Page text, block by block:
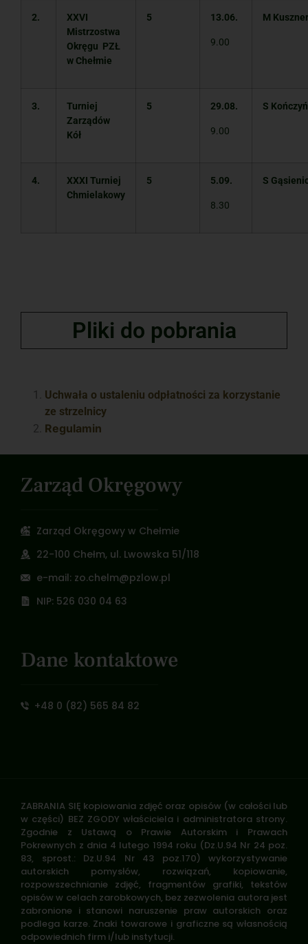
2.
XXVI
Mistrzostwa
Okręgu PZŁ
w Chełmie
5 13.06.
9.00
M
3.
Turniej
Zarządów
Kół
5 29.08.
9.00
S
4. XXXI Turniej
Chmielakowy
5 5.09.
8.30
S
Pliki do pobrania
Uchwała o ustaleniu odpłatności za korzystanie
ze strzelnicy
Regulamin
Zarząd Okręgowy
Zarząd Okręgowy w Chełmie
22-100 Chełm, ul. Lwowska 51/118
e-mail: zo.chelm@pzlow.pl
NIP: 526 030 04 63
Dane kontaktowe
+48 0 (82) 565 84 82
ZABRANIA SIĘ kopiowania zdjęć oraz opisów (w całości lub
w części) BEZ ZGODY właściciela i administratora strony.
Zgodnie z Ustawą o Prawie Autorskim i Prawach
Pokrewnych z dnia 4 lutego 1994 roku (Dz.U.94 Nr 24 poz.
83, sprost.: Dz.U.94 Nr 43 poz.170) wykorzystywanie
autorskich pomysłów, rozwiązań, kopiowanie,
rozpowszechnianie zdjęć, fragmentów grafiki, tekstów
opisów w celach zarobkowych, bez zezwolenia autora jest
zabronione i stanowi naruszenie praw autorskich oraz
podlega karze. Znaki towarowe i graficzne są własnością
odpowiednich firm i/lub instytucji.